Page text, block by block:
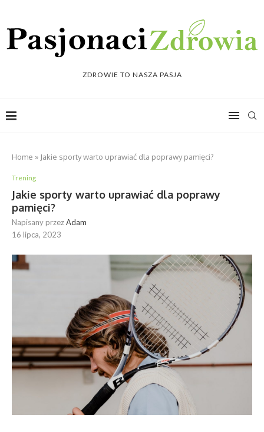
ZDROWIE TO NASZA PASJA
Home » Jakie sporty warto uprawiać dla poprawy pamięci?
Trening
Jakie sporty warto uprawiać dla poprawy
pamięci?
Napisany przezAdam
16 lipca, 2023